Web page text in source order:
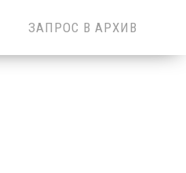
ЗАПРОС В АРХИВ